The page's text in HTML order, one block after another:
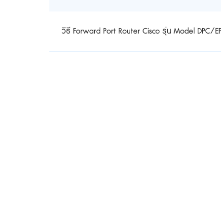
วิธี Forward Port Router Cisco รุ่น Model DPC/